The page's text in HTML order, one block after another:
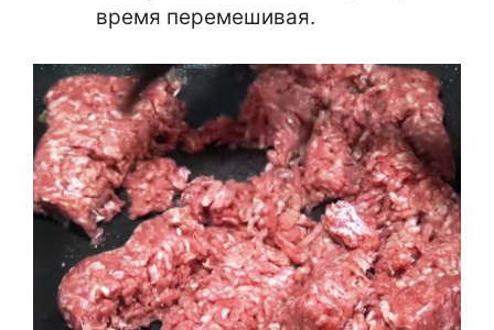
время перемешивая.